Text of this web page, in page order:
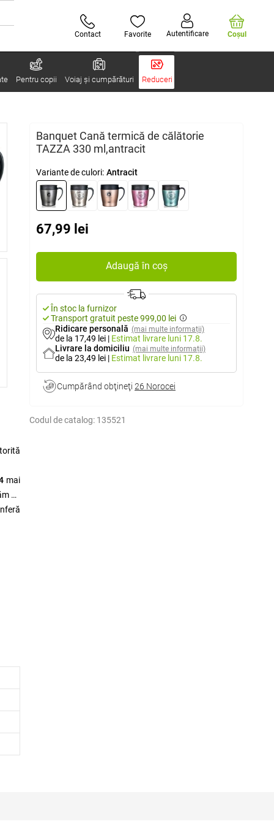
Contact Favorite Autentificare Coşul
Pentru copii Voiaj și cumpărături Reduceri
Banquet Cană termică de călătorie
TAZZA 330 ml,antracit
Variante de culori: Antracit
67,99 lei
Adaugă în coș
În stoc la furnizor
Transport gratuit peste 999,00 lei
Ridicare personală (mai multe informații)
de la 17,49 lei | Estimat livrare luni 17.8.
Livrare la domiciliu (mai multe informații)
de la 23,49 lei | Estimat livrare luni 17.8.
Cumpărând obţineţi 26 Norocei
Codul de catalog: 135521
mai
să